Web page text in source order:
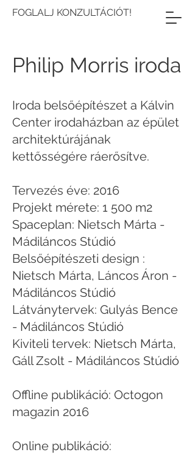
FOGLALJ KONZULTÁCIÓT!
Philip Morris iroda
Iroda belsőépítészet a Kálvin
Center irodaházban az épület
architektúrájának
kettősségére ráerősítve.
Tervezés éve: 2016
Projekt mérete: 1 500 m2
Spaceplan: Nietsch Márta -
Mádiláncos Stúdió
Belsőépítészeti design :
Nietsch Márta, Láncos Áron -
Mádiláncos Stúdió
Látványtervek: Gulyás Bence
- Mádiláncos Stúdió
Kiviteli tervek: Nietsch Márta,
Gáll Zsolt - Mádiláncos Stúdió
Offline publikáció: Octogon
magazin 2016
Online publikáció: